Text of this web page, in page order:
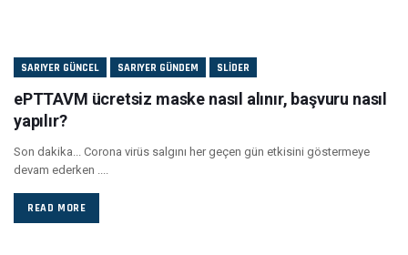
SARIYER GÜNCEL SARIYER GÜNDEM SLIDER
ePTTAVM ücretsiz maske nasıl alınır, başvuru nasıl
yapılır?
Son dakika... Corona virüs salgını her geçen gün etkisini göstermeye
devam ederken ....
READ MORE